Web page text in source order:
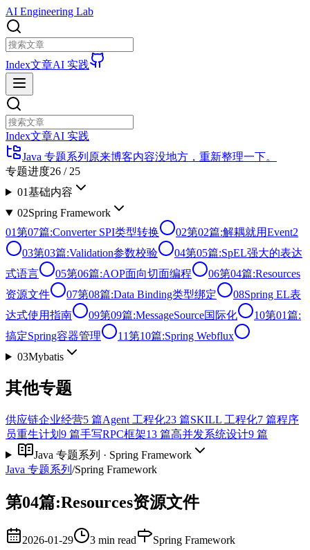
AI Engineering Lab
Index文章AI 实践
Index文章AI 实践
Java 专题系列 原来博客内容没地方，重新整理一下。
专题进度26 / 25
01基础内容
02Spring Framework
01第07篇:Converter SPI类型转换 02第02篇:解耦就用Event2
03第03篇:Validation参数校验 04第05篇:SpEL强大的表达
式语言
05第06篇:AOP面向切面编程 06第04篇:Resources
资源文件
07第08篇:Data Binding类型绑定 08Spring EL表
达式使用指南
09第09篇:MessageSource国际化 10第01篇:
搞定Spring容器管理
11第10篇:Spring Webflux
03Mybatis
其他专题
供应链企业经营5 篇Agent 工程化23 篇SKILL 工程化7 篇程序
员重生计划 9 篇手写RPC框架13 篇高并发系统设计9 篇
Java 专题系列 · Spring Framework
Java 专题系列 /Spring Framework
第04篇:Resources资源文件
2026-01-29 3 min read Spring Framework